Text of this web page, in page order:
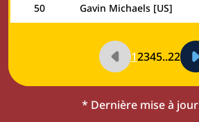
50 Gavin Michaels [US]
12345...22
* Dernière mise à jour